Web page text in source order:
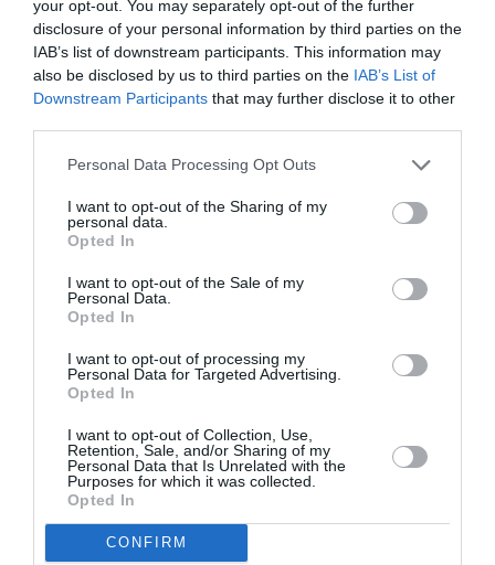
your opt-out. You may separately opt-out of the further
disclosure of your personal information by third parties on the
IAB’s list of downstream participants. This information may
also be disclosed by us to third parties on the IAB’s List of
Downstream Participants that may further disclose it to other
Personal Data Processing Opt Outs
I want to opt-out of the Sharing of my
personal data.
Opted In
I want to opt-out of the Sale of my
Personal Data.
Opted In
I want to opt-out of processing my
Personal Data for Targeted Advertising.
Opted In
I want to opt-out of Collection, Use,
Retention, Sale, and/or Sharing of my
Personal Data that Is Unrelated with the
Purposes for which it was collected.
Opted In
CONFIRM
Non e’ accettabile". Anziche’ proporre "soluzioni
conclude Penati, "perche’ il prefetto non inizia ad
abusivamente case ad immigrati irregolari va
perseguito?"
Fini: “Bene le parole di Maroni contro
rastrellamenti”
Italia e Francia insieme contro i clandestini
TI POTREBBERO INTERESSARE
ANCHE: